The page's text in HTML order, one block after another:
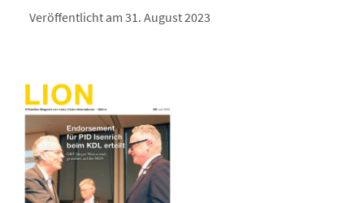
Veröffentlicht am 31. August 2023